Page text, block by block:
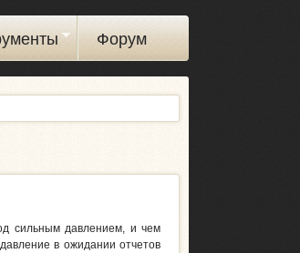
Форум
сильным давлением, и чем
в ожидании отчетов